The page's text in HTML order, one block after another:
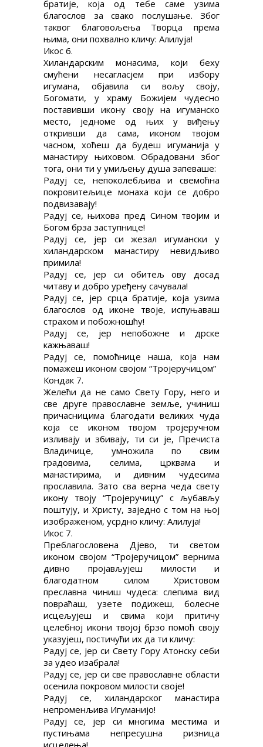
братије, која од тебе саме узима
благослов за свако послушање. Због
таквог благовољења Творца према
њима, они похвално кличу: Алилуја!
Икос 6.
Хиландарским монасима, који беху
смућени несагласјем при избору
игумана, објавила си вољу своју,
Богомати, у храму Божијем чудесно
поставивши икону своју на игуманско
место, једноме од њих у виђењу
откривши да сама, иконом твојом
часном, хоћеш да будеш игуманија у
манастиру њиховом. Обрадовани због
тога, они ти у умиљењу душа запеваше:
Радуј се, непоколебљива и свемоћна
покровитељице монаха који се добро
подвизавају!
Радуј се, њихова пред Сином твојим и
Богом брза заступнице!
Радуј се, јер си жезал игумански у
хиландарском манастиру невидљиво
примила!
Радуј се, јер си обитељ ову досад
читаву и добро уређену сачувала!
Радуј се, јер срца братије, која узима
благослов од иконе твоје, испуњаваш
страхом и побожношћу!
Радуј се, јер непобожне и дрске
кажњаваш!
Радуј се, помоћнице наша, која нам
помажеш иконом својом “Тројеручицом”
Кондак 7.
Желећи да не само Свету Гору, него и
све друге православне земље, учиниш
причасницима благодати великих чуда
која се иконом твојом тројеручном
изливају и збивају, ти си је, Пречиста
Владичице, умножила по свим
градовима, селима, црквама и
манастирима, и дивним чудесима
прославила. Зато сва верна чеда свету
икону твоју “Тројеручицу” с љубављу
поштују, и Христу, заједно с том на њој
изображеном, усрдно кличу: Алилуја!
Икос 7.
Преблагословена Дјево, ти светом
иконом својом “Тројеручицом” вернима
дивно пројављујеш милости и
благодатном силом Христовом
преславна чиниш чудеса: слепима вид
повраћаш, узете подижеш, болесне
исцељујеш и свима који притичу
целебној икони твојој брзо помоћ своју
указујеш, постичући их да ти кличу:
Радуј се, јер си Свету Гору Атонску себи
за удео изабрала!
Радуј се, јер си све православне области
осенила покровом милости своје!
Радуј се, хиландарског манастира
непроменљива Игуманијо!
Радуј се, јер си многима местима и
пустињама непресушна ризница
исцелења!